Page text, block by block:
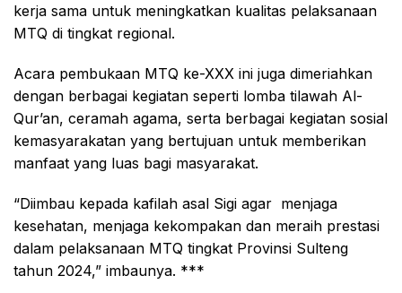
kerja sama untuk meningkatkan kualitas pelaksanaan
MTQ di tingkat regional.
Acara pembukaan MTQ ke-XXX ini juga dimeriahkan
dengan berbagai kegiatan seperti lomba tilawah Al-
Qur’an, ceramah agama, serta berbagai kegiatan sosial
kemasyarakatan yang bertujuan untuk memberikan
manfaat yang luas bagi masyarakat.
“Diimbau kepada kafilah asal Sigi agar menjaga
kesehatan, menjaga kekompakan dan meraih prestasi
dalam pelaksanaan MTQ tingkat Provinsi Sulteng
tahun 2024,” imbaunya. ***